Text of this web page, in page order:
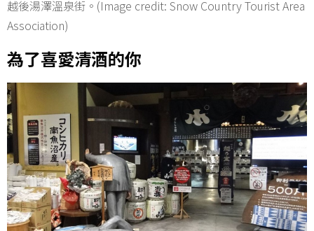
越後湯澤溫泉街。(Image credit: Snow Country Tourist Area
Association)
為了喜愛清酒的你